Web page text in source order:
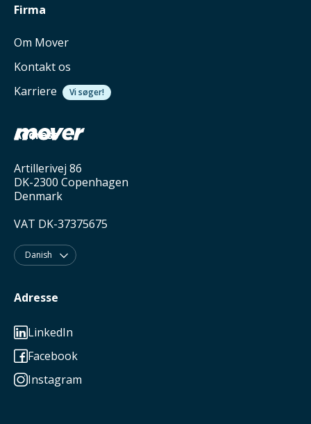
Address
Artillerivej 86
DK-2300 Copenhagen
Denmark
VAT DK-37375675
Danish 
Firma
Om Mover
Kontakt os
Karriere
Vi søger!
Adresse
 LinkedIn
 Facebook
Instagram